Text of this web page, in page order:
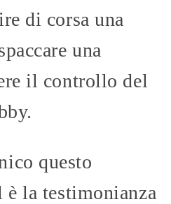
di corsa una
una
il controllo del
questo
la testimonianza